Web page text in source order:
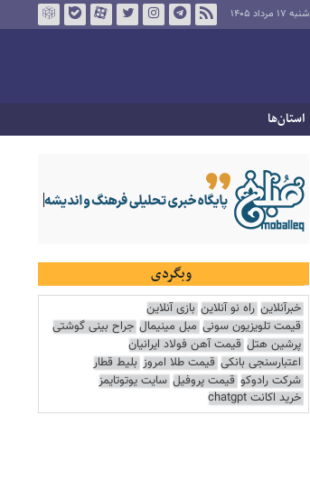
شنبه ۱۷ مرداد ۱۴۰۵
استان‌ها
وبگردی
خبرآنلاین راه نو آنلاین بازی آنلاین
قیمت تلویزیون سونی مبل مینیمال جراح بینی گوشتی
پرشین هتل قیمت آهن فولاد ایرانیان
اعتبارسنجی بانکی قیمت طلا امروز بلیط قطار
شرکت رادوکو قیمت پروفیل سایت یوتوتایمز
خرید اکانت chatgpt